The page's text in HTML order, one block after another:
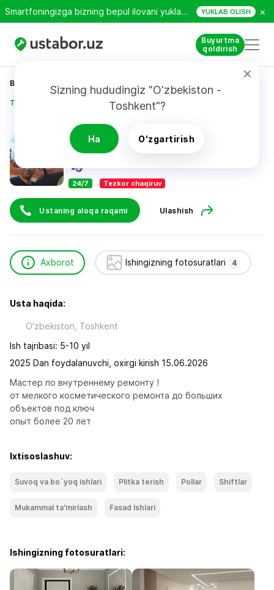
Smartfoningizga bizning bepul ilovani yuklab oling! YUKLAB OLISH ×
Buyurtma
qoldirish
Sizning hududingiz "O'zbekiston -
Toshkent"?
Ha O'zgartirish
Bosh sahifa
Тухтабоев Адхамжон
Тухтабоев Адхамжон
24/7 Tezkor chaqiruv
Ustaning aloqa raqami Ulashish
Axborot Ishingizning fotosuratlari 4
Usta haqida:
O'zbekiston, Toshkent
Ish tajribasi: 5-10 yil
2025 Dan foydalanuvchi, oxirgi kirish 15.06.2026
Мастер по внутреннему ремонту !
от мелкого косметического ремонта до больших
объектов под ключ
опыт более 20 лет
Ixtisoslashuv:
Suvoq va bo`yoq ishlari Plitka terish Pollar Shiftlar
Mukammal ta'mirlash Fasad Ishlari
Ishingizning fotosuratlari: